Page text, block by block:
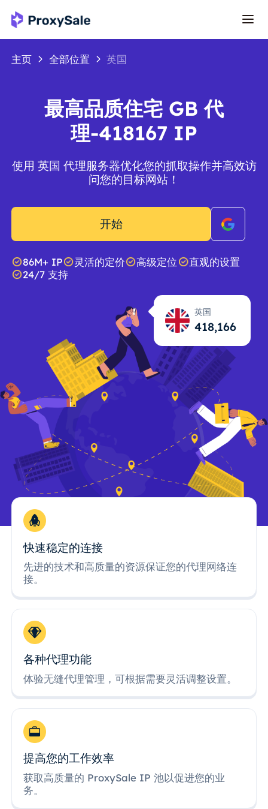
主页 全部位置 英国
最高品质住宅 GB 代
理-418167 IP
使用 英国 代理服务器优化您的抓取操作并高效访
问您的目标网站！
开始
86M+ IP 灵活的定价 高级定位
直观的设置
24/7 支持
英国
418,167
快速稳定的连接
先进的技术和高质量的资源保证您的代理网络连
接。
各种代理功能
体验无缝代理管理，可根据需要灵活调整设置。
提高您的工作效率
获取高质量的 ProxySale IP 池以促进您的业
务。